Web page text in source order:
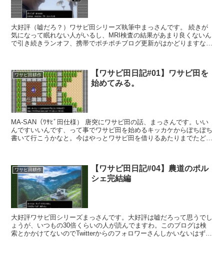
大好評（嘘だろ？）ワサビ田シリーズ執筆中まっさんです。 続きが
気になって眠れない人がいるし、MRI検査の結果があまり良くないん
で引き続きランオフ、携帯でポチポチブログ更新がはかどりますな
ワサビ田耕作
【ワサビ田日記#01】ワサビ田を
始めてみる。
MA-SAN（ﾜｻﾋﾞ田仕様） 唐突にワサビ田の話、まっさんです。いい
んですいいんです、って事でワサビ田を始めるキッカケからぼちぼち
書いて行こうかなと。今はやっとワサビ田を借りるあたりまでたどり
ワサビ田耕作
【ワサビ田日記#04】農道のポル
シェ完結編
大好評ワサビ田シリーズまっさんです。大好評は嘘だろって思うでし
ょうが、いつもの30倍くらいの人が読んでますわ。このブログは検
索とかかけてないのでTwitterからのフォロワーさんしかいないはずな